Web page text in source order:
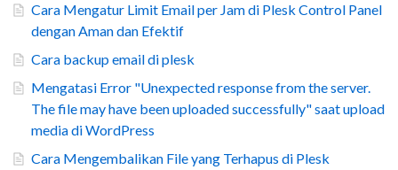
Cara Mengatur Limit Email per Jam di Plesk Control Panel
dengan Aman dan Efektif
Cara backup email di plesk
Mengatasi Error "Unexpected response from the server.
The file may have been uploaded successfully" saat upload
media di WordPress
Cara Mengembalikan File yang Terhapus di Plesk